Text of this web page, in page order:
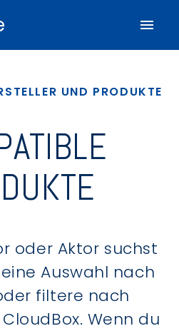
UND PRODUKTE
oder Aktor suchst
Auswahl nach
filtere nach
Wenn du